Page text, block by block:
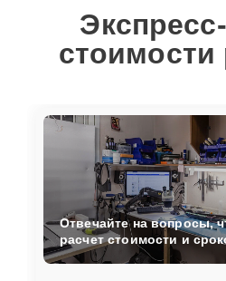
стоимости
Отвечайте на вопросы,
расчет стоимости и